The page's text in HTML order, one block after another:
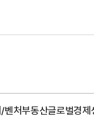
벤처부동산글로벌경제